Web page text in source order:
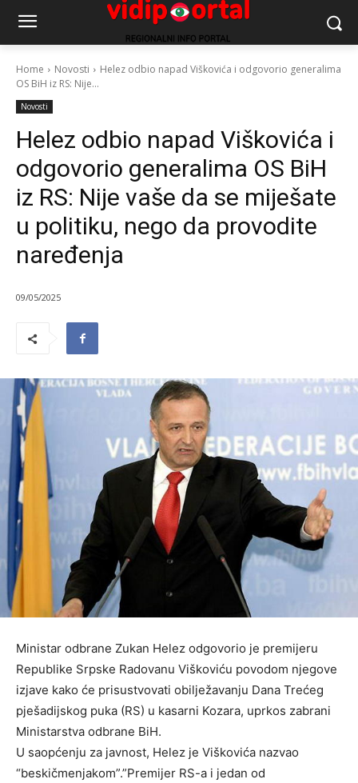
Home Novosti
Helez odbio napad Viškovića i odgovorio generalima
OS BiH iz RS: Nije...
Novosti
Helez odbio napad Viškovića i
odgovorio generalima OS BiH
iz RS: Nije vaše da se miješate
u politiku, nego da provodite
naređenja
09/05/2025
Ministar odbrane Zukan Helez odgovorio je premijeru
Republike Srpske Radovanu Viškoviću povodom njegove
izjave kako će prisustvovati obilježavanju Dana Trećeg
pješadijskog puka (RS) u kasarni Kozara, uprkos zabrani
Ministarstva odbrane BiH.
U saopćenju za javnost, Helez je Viškovića nazvao
“beskičmenjakom”.”Premijer RS-a i jedan od